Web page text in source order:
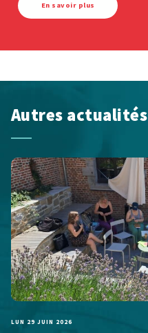
En savoir plus
Autres actualités
LUN 29 JUIN 2026